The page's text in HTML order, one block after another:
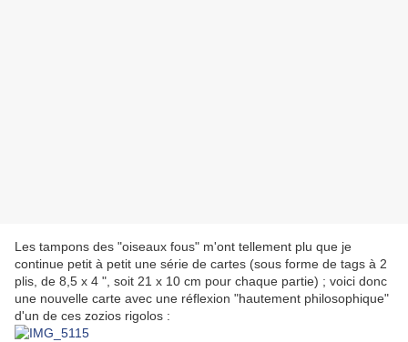
Les tampons des "oiseaux fous" m'ont tellement plu que je
continue petit à petit une série de cartes (sous forme de tags à 2
plis, de 8,5 x 4 ", soit 21 x 10 cm pour chaque partie) ; voici donc
une nouvelle carte avec une réflexion "hautement philosophique"
d'un de ces zozios rigolos :